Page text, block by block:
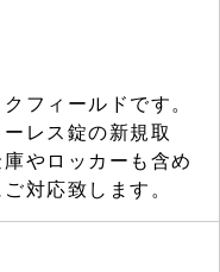
フィールドです。
レス錠の新規取
やロッカーも含め
対応致します。